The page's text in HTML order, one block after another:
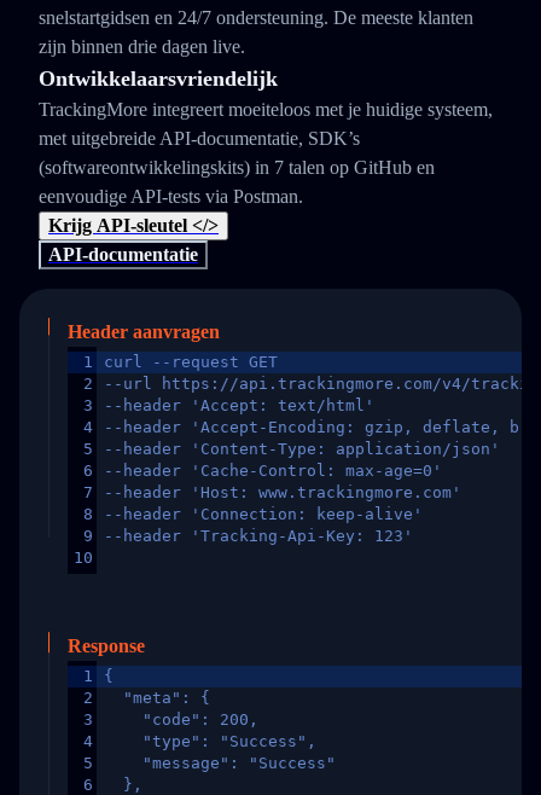
snelstartgidsen en 24/7 ondersteuning. De meeste klanten
zijn binnen drie dagen live.
Ontwikkelaarsvriendelijk
TrackingMore integreert moeiteloos met je huidige systeem,
met uitgebreide API-documentatie, SDK’s
(softwareontwikkelingskits) in 7 talen op GitHub en
eenvoudige API-tests via Postman.
Krijg API-sleutel </>
API-documentatie
Header aanvragen
1
2
3
4
5
6
7
8
9
10
curl --request GET
--url https://api.trackingmore.com/v4/trackings/
--header 'Accept: text/html'
--header 'Accept-Encoding: gzip, deflate,
--header 'Content-Type: application/json'
--header 'Cache-Control: max-age=0'
--header 'Host: www.trackingmore.com'
--header 'Connection: keep-alive'
--header 'Tracking-Api-Key: 123'
Response
1
2
3
4
5
6
{
  "meta": {
    "code": 200,
    "type": "Success",
    "message": "Success"
  },